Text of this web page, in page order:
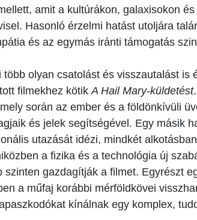
amit a kultúrákon, galaxisokon
Hasonló érzelmi hatást utoljára
és az egymás iránti támogatás
olyan csatolást és visszautalást is
filmekhez kötik A Hail Mary-küldetést
során az ember és a földönkívüli
és jelek segítségével. Egy másik
utazását idézi, mindkét
a fizika és a technológia új
szinten gazdagítják a filmet. Egyrészt
a műfaj korábbi mérföldkövei
kínálnak egy komplex,